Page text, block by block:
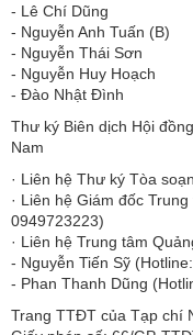
- Lê Chí Dũng
- Nguyễn Anh Tuấn (B)
- Nguyễn Thái Sơn
- Nguyễn Huy Hoạch
- Đào Nhật Đình
Thư ký Biên dịch Hội
Nam
· Liên hệ Thư ký Tòa
· Liên hệ Giám đốc
0949723223)
· Liên hệ Trung tâm
- Nguyễn Tiến Sỹ
- Phan Thanh Dũng
Trang TTĐT của Tạp chí